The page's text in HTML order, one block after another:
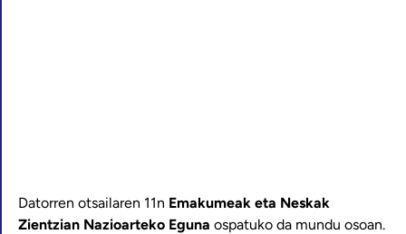
Datorren otsailaren 11n Emakumeak eta Neskak
Zientzian Nazioarteko Eguna ospatuko da mundu osoan.